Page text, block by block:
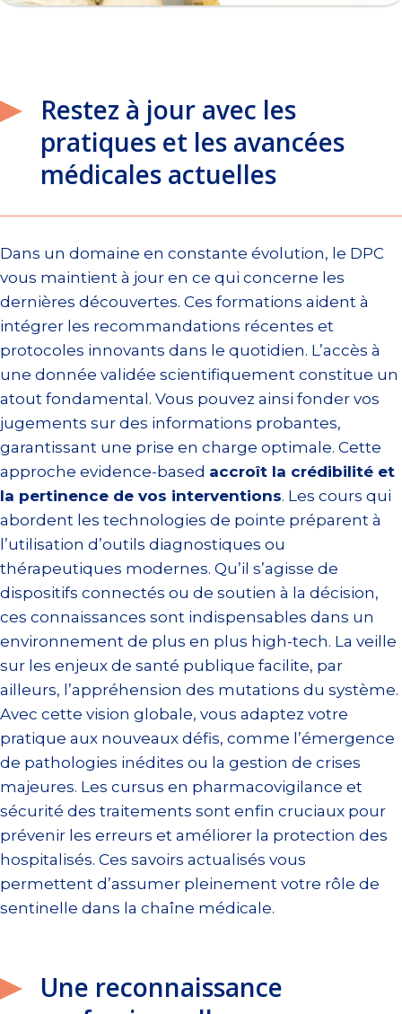
Restez à jour avec les
pratiques et les avancées
médicales actuelles
Dans un domaine en constante évolution, le DPC
vous maintient à jour en ce qui concerne les
dernières découvertes. Ces formations aident à
intégrer les recommandations récentes et
protocoles innovants dans le quotidien. L’accès à
une donnée validée scientifiquement constitue un
atout fondamental. Vous pouvez ainsi fonder vos
jugements sur des informations probantes,
garantissant une prise en charge optimale. Cette
approche evidence-based accroît la crédibilité et
la pertinence de vos interventions. Les cours qui
abordent les technologies de pointe préparent à
l’utilisation d’outils diagnostiques ou
thérapeutiques modernes. Qu’il s’agisse de
dispositifs connectés ou de soutien à la décision,
ces connaissances sont indispensables dans un
environnement de plus en plus high-tech. La veille
sur les enjeux de santé publique facilite, par
ailleurs, l’appréhension des mutations du système.
Avec cette vision globale, vous adaptez votre
pratique aux nouveaux défis, comme l’émergence
de pathologies inédites ou la gestion de crises
majeures. Les cursus en pharmacovigilance et
sécurité des traitements sont enfin cruciaux pour
prévenir les erreurs et améliorer la protection des
hospitalisés. Ces savoirs actualisés vous
permettent d’assumer pleinement votre rôle de
sentinelle dans la chaîne médicale.
Une reconnaissance